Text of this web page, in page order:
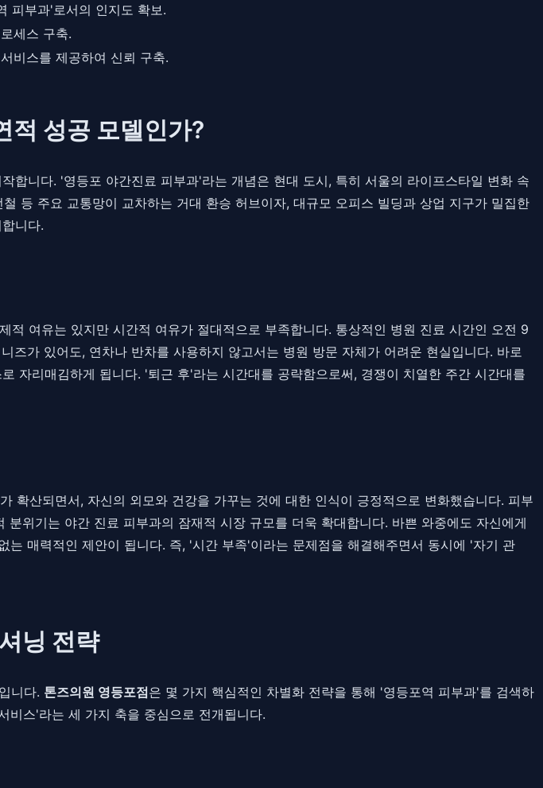
피부과'로서의 인지도 확보.
세스 구축.
비스를 제공하여 신뢰 구축.
적 성공 모델인가?
니다. '영등포 야간진료 피부과'라는 개념은 현대 도시, 특히 서울의 라이프스타일 변화 속
등 주요 교통망이 교차하는 거대 환승 허브이자, 대규모 오피스 빌딩과 상업 지구가 밀집한
니다.
여유는 있지만 시간적 여유가 절대적으로 부족합니다. 통상적인 병원 진료 시간인 오전 9
가 있어도, 연차나 반차를 사용하지 않고서는 병원 방문 자체가 어려운 현실입니다. 바로
자리매김하게 됩니다. '퇴근 후'라는 시간대를 공략함으로써, 경쟁이 치열한 주간 시간대를
산되면서, 자신의 외모와 건강을 가꾸는 것에 대한 인식이 긍정적으로 변화했습니다. 피부
위기는 야간 진료 피부과의 잠재적 시장 규모를 더욱 확대합니다. 바쁜 와중에도 자신에게
는 매력적인 제안이 됩니다. 즉, '시간 부족'이라는 문제점을 해결해주면서 동시에 '자기 관
닝 전략
니다. 톤즈의원 영등포점은 몇 가지 핵심적인 차별화 전략을 통해 '영등포역 피부과'를 검색하
비스'라는 세 가지 축을 중심으로 전개됩니다.